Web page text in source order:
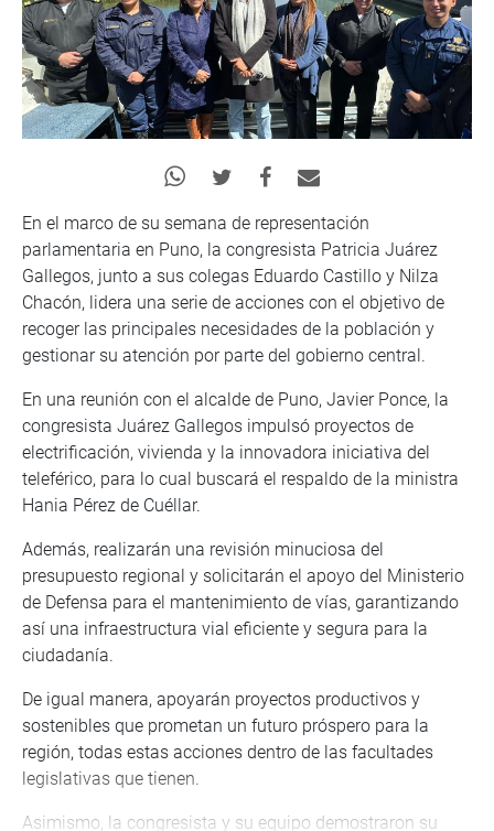
En el marco de su semana de representación
parlamentaria en Puno, la congresista Patricia Juárez
Gallegos, junto a sus colegas Eduardo Castillo y Nilza
Chacón, lidera una serie de acciones con el objetivo de
recoger las principales necesidades de la población y
gestionar su atención por parte del gobierno central.
En una reunión con el alcalde de Puno, Javier Ponce, la
congresista Juárez Gallegos impulsó proyectos de
electrificación, vivienda y la innovadora iniciativa del
teleférico, para lo cual buscará el respaldo de la ministra
Hania Pérez de Cuéllar.
Además, realizarán una revisión minuciosa del
presupuesto regional y solicitarán el apoyo del Ministerio
de Defensa para el mantenimiento de vías, garantizando
así una infraestructura vial eficiente y segura para la
ciudadanía.
De igual manera, apoyarán proyectos productivos y
sostenibles que prometan un futuro próspero para la
región, todas estas acciones dentro de las facultades
legislativas que tienen.
Asimismo, la congresista y su equipo demostraron su